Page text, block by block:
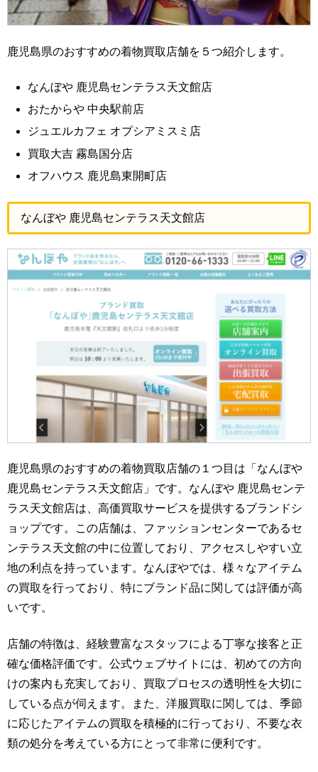
鹿児島県のおすすめの着物買取店舗を５つ紹介します。
なんぼや 鹿児島センテラス天文館店
おたからや 中央駅前店
ジュエルカフェ オプシアミスミ店
買取大吉 霧島国分店
オフハウス 鹿児島東開町店
なんぼや 鹿児島センテラス天文館店
鹿児島県のおすすめの着物買取店舗の１つ目は「なんぼや
鹿児島センテラス天文館店」です。なんぼや 鹿児島センテ
ラス天文館店は、高価買取サービスを提供するブランドシ
ョップです。この店舗は、ファッションセンターであるセ
ンテラス天文館の中に位置しており、アクセスしやすい立
地の利点を持っています。なんぼやでは、様々なアイテム
の買取を行っており、特にブランド品に関しては評価が高
いです。
店舗の特徴は、経験豊富なスタッフによる丁寧な接客と正
確な価格評価です。公式ウェブサイトには、初めての方向
けの案内も充実しており、買取プロセスの透明性を大切に
している点が伺えます。また、洋服買取に関しては、季節
に応じたアイテムの買取を積極的に行っており、不要な衣
類の処分を考えている方にとって非常に便利です。